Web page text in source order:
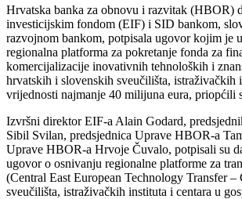
Hrvatska banka za obnovu i razvitak (HBOR)
investicijskim fondom (EIF) i SID bankom,
razvojnom bankom, potpisala ugovor kojim je
regionalna platforma za pokretanje fonda za
komercijalizacije inovativnih tehnoloških i
hrvatskih i slovenskih sveučilišta, istraživačkih
vrijednosti najmanje 40 milijuna eura, priopćili
Izvršni direktor EIF-a Alain Godard,
Sibil Svilan, predsjednica Uprave HBOR-a
Uprave HBOR-a Hrvoje Čuvalo, potpisali su
ugovor o osnivanju regionalne platforme za
(Central East European Technology Transfer –
sveučilišta, istraživačkih instituta i centara u